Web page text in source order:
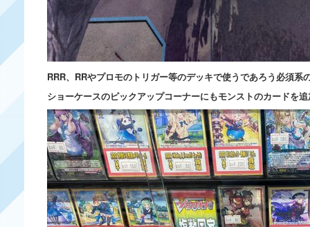
RRR、RRやプロモのトリガー等のデッキで使うであろう必須系
ショーケースのピックアップコーナーにもモンストのカードを